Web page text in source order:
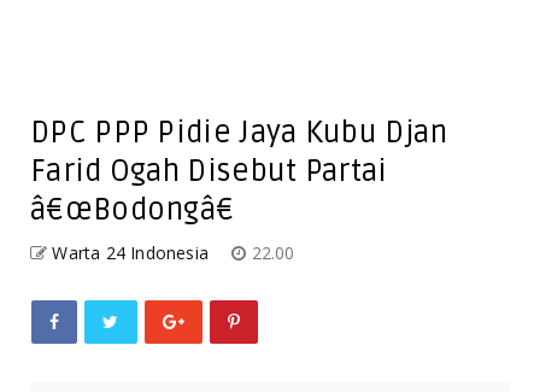
DPC PPP Pidie Jaya Kubu Djan
Farid Ogah Disebut Partai
â€œBodongâ€
Warta 24 Indonesia 22.00